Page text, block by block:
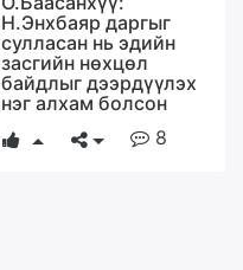
Н.Энхбаяр даргыг
сулласан нь эдийн
засгийн нөхцөл
байдлыг дээрдүүлэх
нэг алхам болсон
8